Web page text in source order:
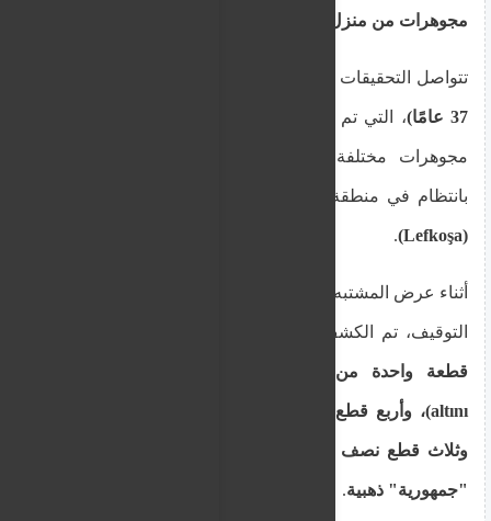
مجوهرات من منزل كانت تنظفه
تتواصل التحقيقات مع المواطنة التركمانية
37 عامًا) ، التي تم توقيفها للاشتباه في قيامها بسرقة
مجوهرات مختلفة من منزل كانت تذهب لتنظيفه
بانتظام في منطقة
(Lefkoşa)
.
أثناء عرض المشتبه بها على المحكمة لطلب تمديد فترة
التوقيف، تم الكشف عن أن المسروقات تتكون من:
وثلاث قطع نصف "جمهورية" ذهبية، وتسع قطع ربع
"جمهورية" ذهبية.